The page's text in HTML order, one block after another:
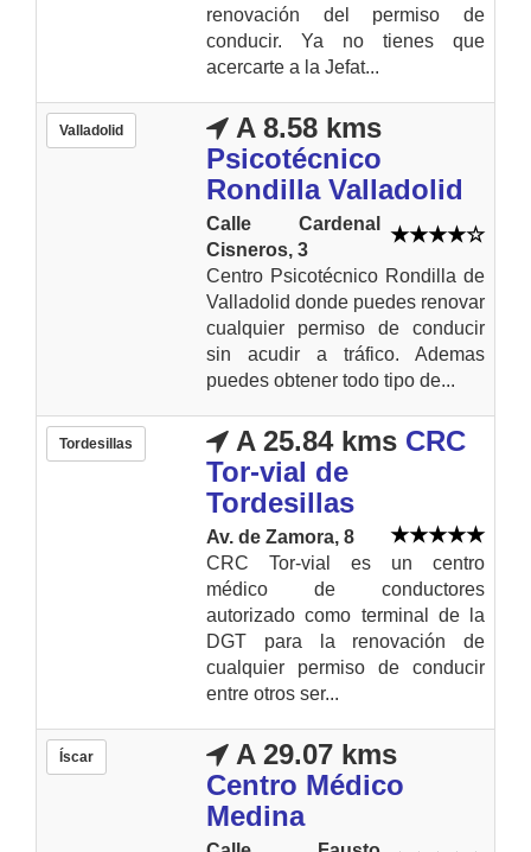
renovación del permiso de
conducir. Ya no tienes que
acercarte a la Jefat...
Valladolid
A 8.58 kms
Psicotécnico
Rondilla Valladolid
Calle Cardenal
Cisneros, 3
Centro Psicotécnico Rondilla de
Valladolid donde puedes renovar
cualquier permiso de conducir
sin acudir a tráfico. Ademas
puedes obtener todo tipo de...
Tordesillas A 25.84 kms CRC
Tor-vial de
Tordesillas
Av. de Zamora, 8
CRC Tor-vial es un centro
médico de conductores
autorizado como terminal de la
DGT para la renovación de
cualquier permiso de conducir
entre otros ser...
Íscar
A 29.07 kms
Centro Médico
Medina